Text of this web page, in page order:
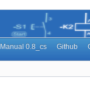
Manual 0.8_cs Github